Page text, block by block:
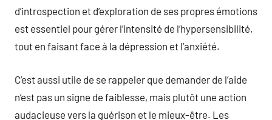
d’introspection et d’exploration de ses propres émotions
est essentiel pour gérer l’intensité de l’hypersensibilité,
tout en faisant face à la dépression et l’anxiété.
C’est aussi utile de se rappeler que demander de l’aide
n’est pas un signe de faiblesse, mais plutôt une action
audacieuse vers la guérison et le mieux-être. Les